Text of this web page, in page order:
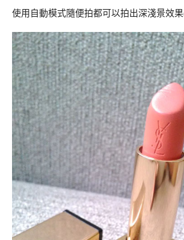
使用自動模式隨便拍都可以拍出深淺景效